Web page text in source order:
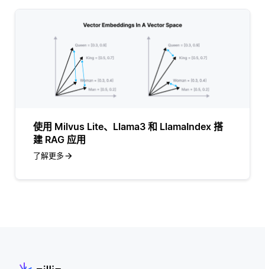
使用 Milvus Lite、Llama3 和 LlamaIndex 搭
建 RAG 应用
了解更多